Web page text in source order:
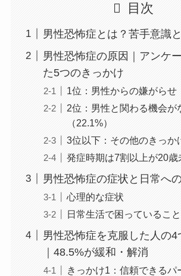
目次
男性恐怖症とは？苦手意識
男性恐怖症の原因｜アンケ
た5つのきっかけ
1位：男性からの嫌がらせ
2位：男性と関わる機会が
（22.1%）
3位以下：その他のきっか
発症時期は7割以上が20歳
男性恐怖症の症状と日常へ
心理的な症状
日常生活で困っていること
男性恐怖症を克服した人の4
｜48.5%が緩和・解消
きっかけ1：信頼できるパ